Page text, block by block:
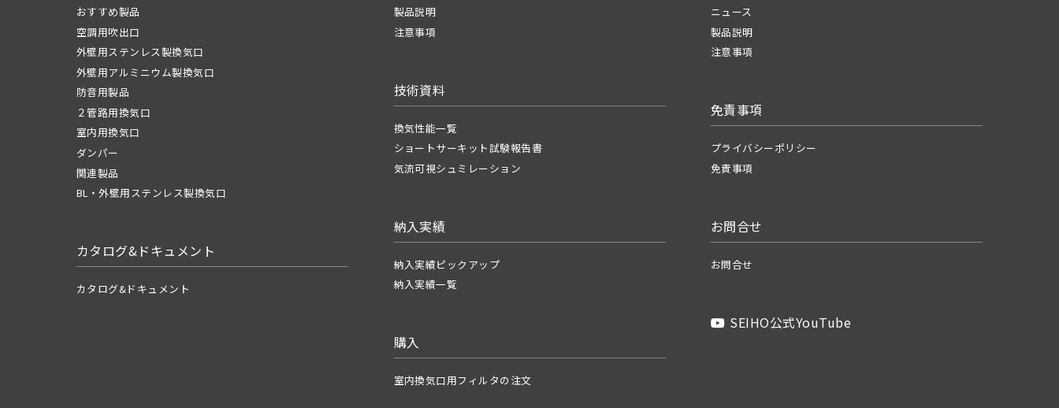
おすすめ製品
空調用吹出口
外壁用ステンレス製換気口
外壁用アルミニウム製換気口
防音用製品
２管路用換気口
室内用換気口
ダンパー
関連製品
BL・外壁用ステンレス製換気口
カタログ&ドキュメント
カタログ&ドキュメント
製品説明
注意事項
技術資料
換気性能一覧
ショートサーキット試験報告書
気流可視シュミレーション
納入実績
納入実績ピックアップ
納入実績一覧
購入
室内換気口用フィルタの注文
ニュース
製品説明
注意事項
免責事項
プライバシーポリシー
免責事項
お問合せ
お問合せ
SEIHO公式YouTube